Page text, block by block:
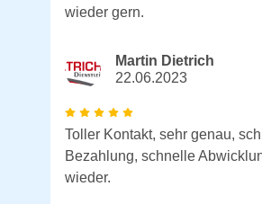
wieder gern.
Martin Dietrich
22.06.2023
Toller Kontakt, sehr genau,
Bezahlung, schnelle
wieder.